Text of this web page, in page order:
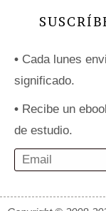
• Cada lunes
significado.
• Recibe un
de estudio.